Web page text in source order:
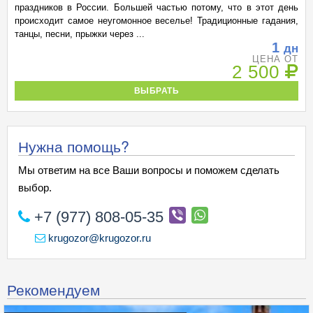
праздников в России. Большей частью потому, что в этот день
происходит самое неугомонное веселье! Традиционные гадания,
танцы, песни, прыжки через ...
1 дн
ЦЕНА ОТ
2 500
ВЫБРАТЬ
Нужна помощь?
Мы ответим на все Ваши вопросы и поможем сделать
выбор.
+7 (977) 808-05-35
krugozor@krugozor.ru
Рекомендуем